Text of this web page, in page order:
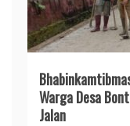
Warga Desa
Jalan